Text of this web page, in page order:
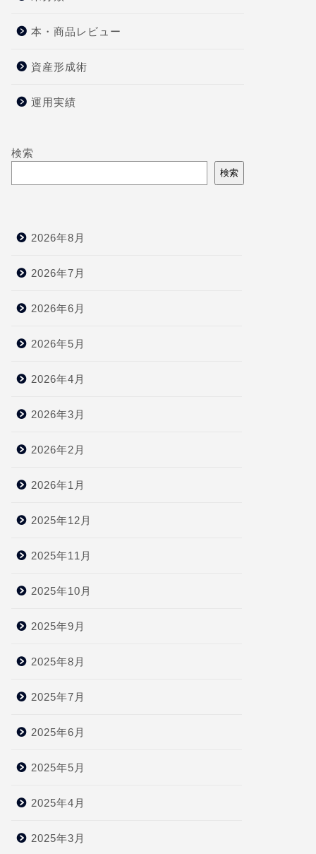
本・商品レビュー
資産形成術
運用実績
検索
検索
2026年8月
2026年7月
2026年6月
2026年5月
2026年4月
2026年3月
2026年2月
2026年1月
2025年12月
2025年11月
2025年10月
2025年9月
2025年8月
2025年7月
2025年6月
2025年5月
2025年4月
2025年3月